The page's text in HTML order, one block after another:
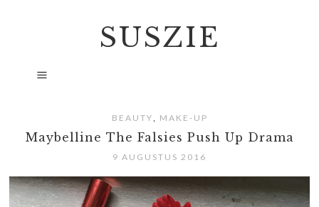
SUSZIE
BEAUTY , MAKE-UP
Maybelline The Falsies Push Up Drama
9 AUGUSTUS 2016